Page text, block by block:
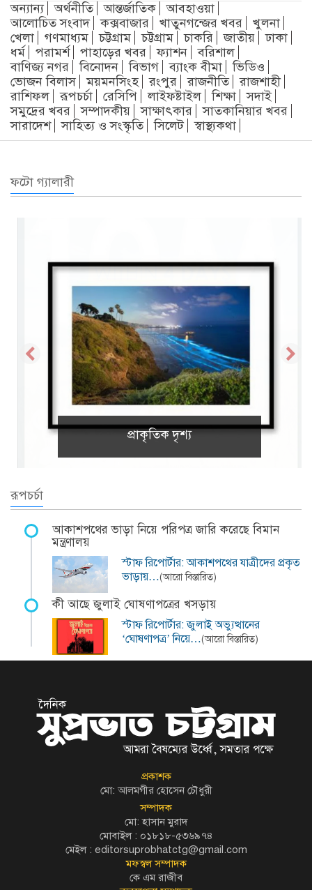
অন্যান্য অর্থনীতি আন্তর্জাতিক
আবহাওয়া
আলোচিত সংবাদ
কক্সবাজার খাতুনগন্জের খবর
খুলনা
খেলা
গণমাধ্যম চট্টগ্রাম চট্টগ্রাম চাকরি জাতীয়
ঢাকা
ধর্ম
পরামর্শ পাহাড়ের খবর ফ্যাশন
বরিশাল
বাণিজ্য নগর
বিনোদন বিভাগ ব্যাংক বীমা
ভিডিও
ভোজন বিলাস
ময়মনসিংহ রংপুর রাজনীতি
রাজশাহী
রাশিফল
রূপচর্চা রেসিপি লাইফষ্টাইল শিক্ষা
সদাই
সমুদ্রের খবর
সম্পাদকীয় সাক্ষাৎকার
সাতকানিয়ার খবর
সারাদেশ
সাহিত্য ও সংস্কৃতি সিলেট স্বাস্থ্যকথা
ফটো গ্যালারী
প্রাকৃতিক দৃশ্য
রূপচর্চা
আকাশপথের ভাড়া নিয়ে পরিপত্র জারি করেছে বিমান
মন্ত্রণালয়
স্টাফ রিপোর্টার: আকাশপথের যাত্রীদের প্রকৃত
ভাড়ায়…(আরো বিস্তারিত)
কী আছে জুলাই ঘোষণাপত্রের খসড়ায়
স্টাফ রিপোর্টার: জুলাই অভ্যুত্থানের
‘ঘোষণাপত্র’ নিয়ে…(আরো বিস্তারিত)
প্রকাশক
মো: আলমগীর হোসেন চৌধুরী
সম্পাদক
মো: হাসান মুরাদ
মোবাইল : ০১৮১৮-৫৩৬৯৭৪
মেইল : editorsuprobhatctg@gmail.com
মফস্বল সম্পাদক
কে এম রাজীব